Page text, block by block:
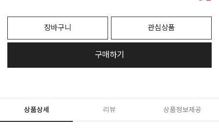
장바구니 관심상품
구매하기
상품상세 리뷰 상품정보제공